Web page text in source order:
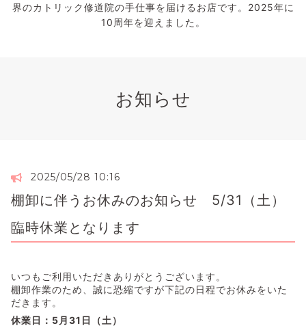
界のカトリック修道院の手仕事を届けるお店です。2025年に
10周年を迎えました。
お知らせ
2025/05/28 10:16
棚卸に伴うお休みのお知らせ 5/31（土）
臨時休業となります
いつもご利用いただきありがとうございます。
棚卸作業のため、誠に恐縮ですが下記の日程でお休みをいた
だきます。
休業日：5月31日（土）